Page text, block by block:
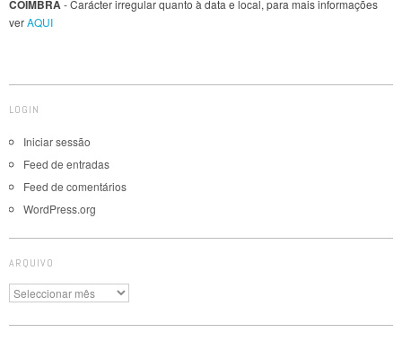
COIMBRA- Carácter irregular quanto à data e local, para mais informações
verAQUI
LOGIN
Iniciar sessão
Feed de entradas
Feed de comentários
WordPress.org
ARQUIVO
Arquivo